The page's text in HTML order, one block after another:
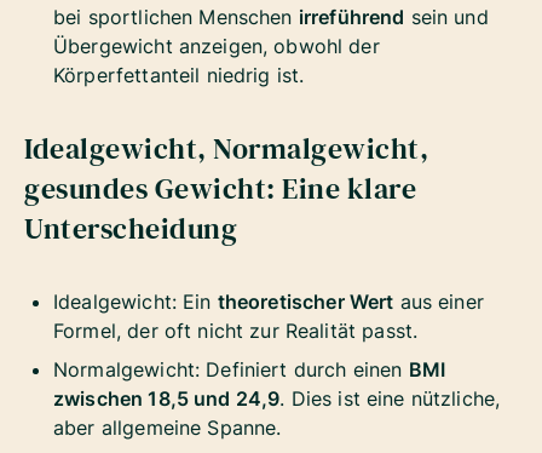
bei sportlichen Menschen irreführend sein und
Übergewicht anzeigen, obwohl der
Körperfettanteil niedrig ist.
Idealgewicht, Normalgewicht,
gesundes Gewicht: Eine klare
Unterscheidung
Idealgewicht: Ein theoretischer Wert aus einer
Formel, der oft nicht zur Realität passt.
Normalgewicht: Definiert durch einen BMI
zwischen 18,5 und 24,9. Dies ist eine nützliche,
aber allgemeine Spanne.